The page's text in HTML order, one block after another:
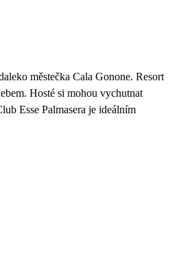
městečka Cala Gonone. Resort
Hosté si mohou vychutnat
Esse Palmasera je ideálním